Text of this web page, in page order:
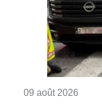
09 août 2026